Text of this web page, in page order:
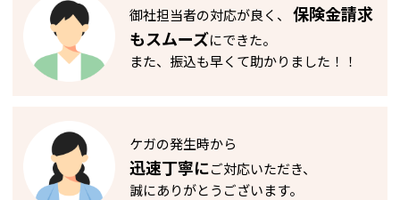
御社担当者の対応が良く、
保険金請求
もスムーズにできた。
また、振込も早くて助かりました！！
ケガの発生時から
迅速丁寧にご対応いただき、
誠にありがとうございます。